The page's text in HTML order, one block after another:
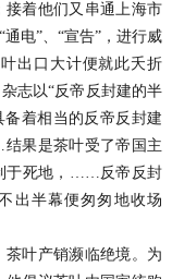
接着他们又串通上海市
电”、“宣告”，进行威
出口大计便就此夭折
志以“反帝反封建的半
着相当的反帝反封建
果是茶叶受了帝国主
于死地，……反帝反封
出半幕便匆匆地收场
叶产销濒临绝境。为